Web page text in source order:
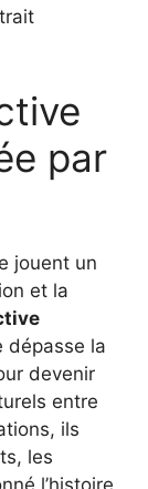
par
jouent un
et la
dépasse la
devenir
entre
ils
les
l’histoire